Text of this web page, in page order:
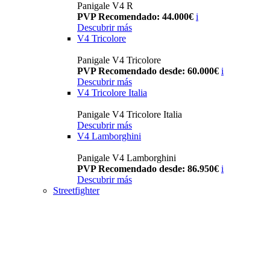
Panigale V4 R
PVP Recomendado: 44.000€ i
Descubrir más
V4 Tricolore
Panigale V4 Tricolore
PVP Recomendado desde: 60.000€ i
Descubrir más
V4 Tricolore Italia
Panigale V4 Tricolore Italia
Descubrir más
V4 Lamborghini
Panigale V4 Lamborghini
PVP Recomendado desde: 86.950€ i
Descubrir más
Streetfighter